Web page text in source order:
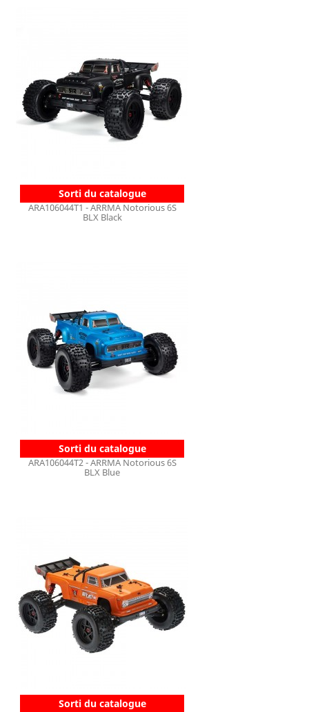
Sorti du catalogue
ARA106044T1 - ARRMA Notorious 6S
BLX Black
Sorti du catalogue
ARA106044T2 - ARRMA Notorious 6S
BLX Blue
Sorti du catalogue